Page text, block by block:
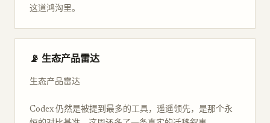
这道鸿沟里。
📡 生态产品雷达
生态产品雷达
Codex 仍然是被提到最多的工具，遥遥领先，是那个永